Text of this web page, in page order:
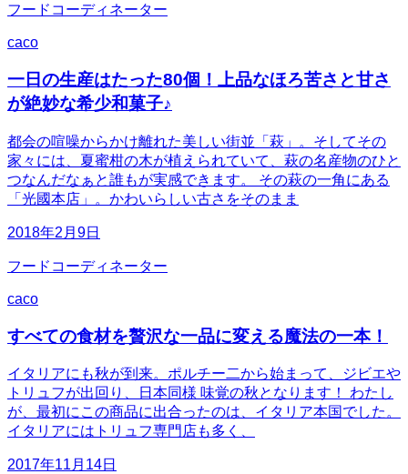
フードコーディネーター
caco
一日の生産はたった80個！上品なほろ苦さと甘さ
が絶妙な希少和菓子♪
都会の喧噪からかけ離れた美しい街並「萩」。そしてその
家々には、夏蜜柑の木が植えられていて、萩の名産物のひと
つなんだなぁと誰もが実感できます。 その萩の一角にある
「光國本店」。かわいらしい古さをそのまま
2018年2月9日
フードコーディネーター
caco
すべての食材を贅沢な一品に変える魔法の一本！
イタリアにも秋が到来。ポルチー二から始まって、ジビエや
トリュフが出回り、日本同様 味覚の秋となります！ わたし
が、最初にこの商品に出合ったのは、イタリア本国でした。
イタリアにはトリュフ専門店も多く、
2017年11月14日